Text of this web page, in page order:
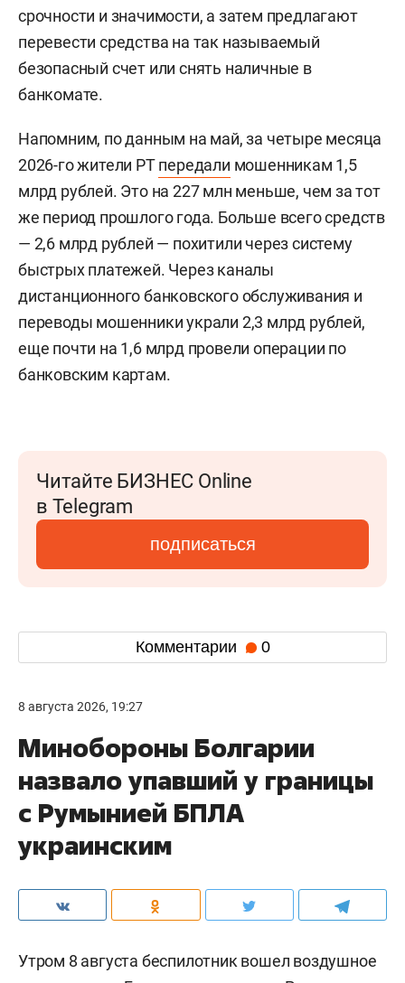
срочности и значимости, а затем предлагают
перевести средства на так называемый
безопасный счет или снять наличные в
банкомате.
Напомним, по данным на май, за четыре месяца
2026-го жители РТпередали мошенникам 1,5
млрд рублей. Это на 227 млн меньше, чем за тот
же период прошлого года. Больше всего средств
— 2,6 млрд рублей — похитили через систему
быстрых платежей. Через каналы
дистанционного банковского обслуживания и
переводы мошенники украли 2,3 млрд рублей,
еще почти на 1,6 млрд провели операции по
банковским картам.
Читайте БИЗНЕС Online
в Telegram
подписаться
Комментарии 0
8 августа 2026, 19:27
Минобороны Болгарии
назвало упавший у границы
с Румынией БПЛА
украинским
Утром 8 августа беспилотник вошел воздушное